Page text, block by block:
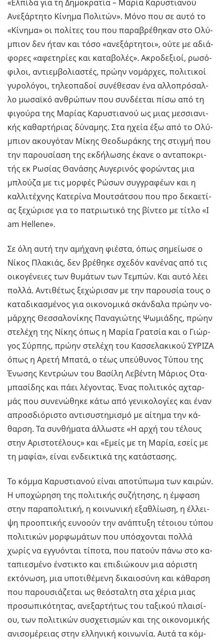
«Ελ­πί­δα για τη Δη­μο­κρα­τία – Μαρία Κα­ρυ­στια­νού
Ανε­ξάρ­τη­το Κί­νη­μα Πο­λι­τών». Μόνο που σε αυτό το
«Κί­νη­μα» οι πο­λί­τες του που πα­ρα­βρέ­θη­καν στο Ολύ­
μπιον δεν ήταν και τόσο «ανε­ξάρ­τη­τοι», ούτε με αδιά­
φο­ρες «αφε­τη­ρί­ες και κα­τα­βο­λές». Ακρο­δε­ξιοί, ρω­σό­
φι­λοι, αντιεμ­βο­λια­στές, πρώην νο­μάρ­χες, πο­λι­τι­κοί
γυ­ρο­λό­γοι, τη­λε­ο­πα­δοί συ­νέ­θε­σαν ένα αλ­λο­πρό­σαλ­
λο μω­σαϊ­κό αν­θρώ­πων που συν­δέ­ε­ται πίσω από τη
φι­γού­ρα της Μα­ρί­ας Κα­ρυ­στια­νού ως μιας μεσ­σια­νι­
κής κα­θαρ­τή­ριας δύ­να­μης. Στα ηχεία έξω από το Ολύ­
μπιον ακου­γό­ταν Μίκης Θε­ο­δω­ρά­κης της στιγ­μή που
την πα­ρου­σί­α­ση της εκ­δή­λω­σης έκανε ο αντα­πο­κρι­
τής εκ Ρω­σί­ας Θα­νά­σης Αυ­γε­ρι­νός φο­ρώ­ντας μια
μπλού­ζα με τις μορ­φές Ρώσων συγ­γρα­φέ­ων και η
καλ­λι­τέ­χνης Κα­τε­ρί­να Μου­τσά­τσου που προ δε­κα­ε­τί­
ας ξε­χώ­ρι­σε για το πα­τριω­τι­κό της βί­ντεο με τίτλο «I
am Hellene».
Σε όλη αυτή την αμή­χα­νη φιέ­στα, όπως ση­μεί­ω­σε ο
Νίκος Πλα­κιάς, δεν βρέ­θη­κε σχε­δόν κα­νέ­νας από τις
οι­κο­γέ­νειες των θυ­μά­των των Τε­μπών. Και αυτό λέει
πολλά. Αντι­θέ­τως ξε­χώ­ρι­σαν με την πα­ρου­σία τους ο
κα­τα­δι­κα­σμέ­νος για οι­κο­νο­μι­κά σκάν­δα­λα πρώην νο­
μάρ­χης Θεσ­σα­λο­νί­κης Πα­να­γιώ­της Ψω­μιά­δης, πρώην
στε­λέ­χη της Νίκης όπως η Μαρία Γρα­τσία και ο Γιώρ­
γος Σύρ­πης, πρώην στε­λέ­χη του Κασ­σε­λα­κι­κού ΣΥ­ΡΙ­ΖΑ
όπως η Αρετή Μπατά, ο τέως υπεύ­θυ­νος Τύπου της
Ένω­σης Κε­ντρώ­ων του Βα­σί­λη Λε­βέ­ντη Μά­ριος Οτα­
μπα­σί­δης και πάει λέ­γο­ντας. Ένας πο­λι­τι­κός αχταρ­
μάς που συ­νε­νώ­θη­κε κάτω από γε­νι­κο­λο­γί­ες και έναν
απροσ­διό­ρι­στο αντι­συ­στη­μι­σμό με αί­τη­μα την κά­
θαρ­ση. Τα συν­θή­μα­τα άλ­λω­στε «Η αρχή του τέ­λους
στην Αρι­στο­τέ­λους» και «Εμείς με τη Μαρία, εσείς με
τη μαφία», είναι εν­δει­κτι­κά της κα­τά­στα­σης.
Το κόμμα Κα­ρυ­στια­νού είναι απο­τύ­πω­μα των και­ρών.
Η υπο­χώ­ρη­ση της πο­λι­τι­κής συ­ζή­τη­σης, η έμ­φα­ση
στην πα­ρα­πο­λι­τι­κή, η κοι­νω­νι­κή εξα­θλί­ω­ση, η έλ­λει­
ψη προ­ο­πτι­κής ευ­νο­ούν την ανά­πτυ­ξη τέ­τοιου τύπου
πο­λι­τι­κών μορ­φω­μά­των που υπό­σχο­νται πολλά
χωρίς να εγ­γυό­νται τί­πο­τα, που πα­τούν πάνω στο κα­
τα­πιε­σμέ­νο έν­στι­κτο και επι­διώ­κουν μια αό­ρι­στη
εκτό­νω­ση, μια υπο­τι­θέ­με­νη δι­καιο­σύ­νη και κά­θαρ­ση
που πα­ρου­σιά­ζε­ται ως θε­ό­σταλ­τη στα χέρια μιας
προ­σω­πι­κό­τη­τας, ανε­ξαρ­τή­τως του τα­ξι­κού πλαι­σί­
ου, των πο­λι­τι­κών συ­σχε­τι­σμών και της οι­κο­νο­μι­κής
ανι­σο­μέ­ρειας στην ελ­λη­νι­κή κοι­νω­νία. Αυτά τα κόμ­